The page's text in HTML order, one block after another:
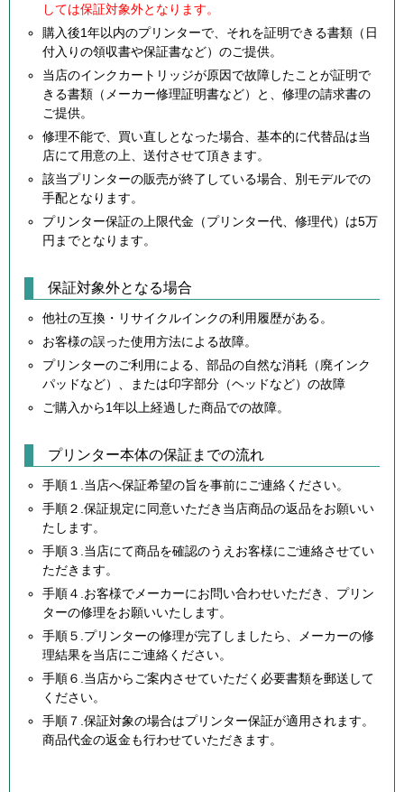
しては保証対象外となります。
購入後1年以内のプリンターで、それを証明できる書類（日
付入りの領収書や保証書など）のご提供。
当店のインクカートリッジが原因で故障したことが証明で
きる書類（メーカー修理証明書など）と、修理の請求書の
ご提供。
修理不能で、買い直しとなった場合、基本的に代替品は当
店にて用意の上、送付させて頂きます。
該当プリンターの販売が終了している場合、別モデルでの
手配となります。
プリンター保証の上限代金（プリンター代、修理代）は5万
円までとなります。
保証対象外となる場合
他社の互換・リサイクルインクの利用履歴がある。
お客様の誤った使用方法による故障。
プリンターのご利用による、部品の自然な消耗（廃インク
パッドなど）、または印字部分（ヘッドなど）の故障
ご購入から1年以上経過した商品での故障。
プリンター本体の保証までの流れ
手順１.当店へ保証希望の旨を事前にご連絡ください。
手順２.保証規定に同意いただき当店商品の返品をお願いい
たします。
手順３.当店にて商品を確認のうえお客様にご連絡させてい
ただきます。
手順４.お客様でメーカーにお問い合わせいただき、プリン
ターの修理をお願いいたします。
手順５.プリンターの修理が完了しましたら、メーカーの修
理結果を当店にご連絡ください。
手順６.当店からご案内させていただく必要書類を郵送して
ください。
手順７.保証対象の場合はプリンター保証が適用されます。
商品代金の返金も行わせていただきます。